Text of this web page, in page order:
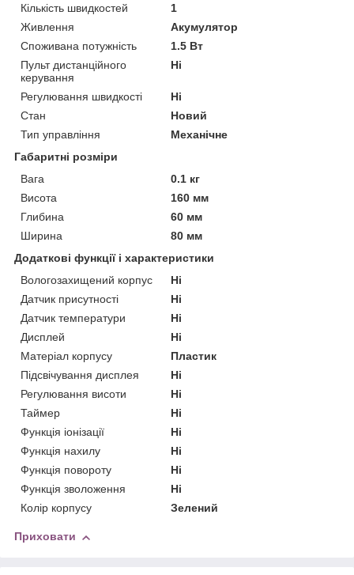
Кількість швидкостей
1
Живлення
Акумулятор
Споживана потужність
1.5 Вт
Пульт дистанційного
керування
Ні
Регулювання швидкості
Ні
Стан
Новий
Тип управління
Механічне
Габаритні розміри
Вага
0.1 кг
Висота
160 мм
Глибина
60 мм
Ширина
80 мм
Додаткові функції і характеристики
Вологозахищений корпус
Ні
Датчик присутності
Ні
Датчик температури
Ні
Дисплей
Ні
Матеріал корпусу
Пластик
Підсвічування дисплея
Ні
Регулювання висоти
Ні
Таймер
Ні
Функція іонізації
Ні
Функція нахилу
Ні
Функція повороту
Ні
Функція зволоження
Ні
Колір корпусу
Зелений
Приховати